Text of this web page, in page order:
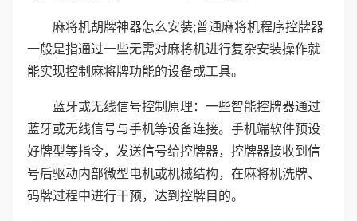
麻将机胡牌神器怎么安装;普通麻将机程序控牌器
一般是指通过一些无需对麻将机进行复杂安装操作就
能实现控制麻将牌功能的设备或工具。
蓝牙或无线信号控制原理：一些智能控牌器通过
蓝牙或无线信号与手机等设备连接。手机端软件预设
好牌型等指令，发送信号给控牌器，控牌器接收到信
号后驱动内部微型电机或机械结构，在麻将机洗牌、
码牌过程中进行干预，达到控牌目的。